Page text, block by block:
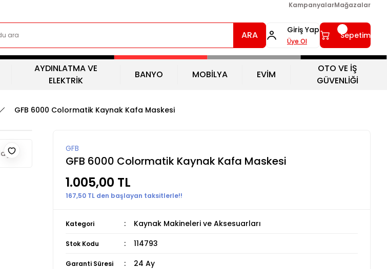
KampanyalarMağazalar
ARA Giriş Yap
Üye Ol
Sepetim
AYDINLATMA VE
ELEKTRİK
BANYO MOBİLYA EVİM
OTO VE İŞ
GÜVENLİĞİ
GFB 6000 Colormatik Kaynak Kafa Maskesi
GFB
GFB 6000 Colormatik Kaynak Kafa Maskesi
1.005,00 TL
167,50 TL den başlayan taksitlerle!!
Kategori Kaynak Makineleri ve Aksesuarları
Stok Kodu 114793
Garanti Süresi 24 Ay